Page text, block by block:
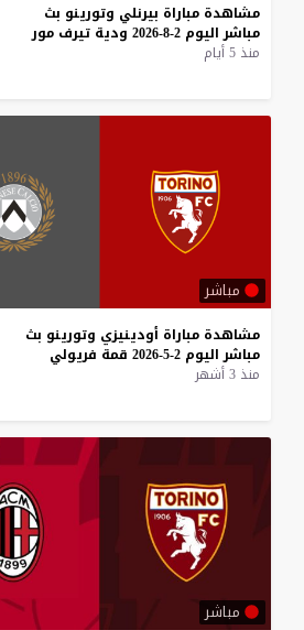
مشاهدة مباراة بيرنلي وتورينو بث
مباشر اليوم 2-8-2026 ودية تيرف مور
منذ 5 أيام
مباشر
مشاهدة مباراة أودينيزي وتورينو بث
مباشر اليوم 2-5-2026 قمة فريولي
منذ 3 أشهر
مباشر